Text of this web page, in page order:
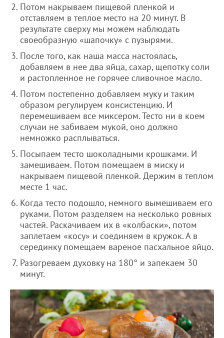
Потом накрываем пищевой пленкой и
отставляем в теплое место на 20 минут. В
результате сверху мы можем наблюдать
своеобразную «шапочку» с пузырями.
После того, как наша масса настоялась,
добавляем в нее два яйца, сахар, щепотку соли
и растопленное не горячее сливочное масло.
Потом постепенно добавляем муку и таким
образом регулируем консистенцию. И
перемешиваем все миксером. Тесто ни в коем
случаи не забиваем мукой, оно должно
немножко расплываться.
Посыпаем тесто шоколадными крошками. И
замешиваем. Потом помещаем в миску и
накрываем пищевой пленкой. Держим в теплом
месте 1 час.
Когда тесто подошло, немного вымешиваем его
руками. Потом разделяем на несколько ровных
частей. Раскачиваем их в «колбаски», потом
заплетаем «косу» и соединяем в кружок. А в
серединку помещаем вареное пасхальное яйцо.
Разогреваем духовку на 180° и запекаем 30
минут.